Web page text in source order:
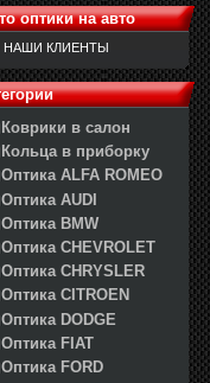
оптики на авто
НАШИ КЛИЕНТЫ
Коврики в салон
Кольца в приборку
Оптика ALFA ROMEO
Оптика AUDI
Оптика BMW
Оптика CHEVROLET
Оптика CHRYSLER
Оптика CITROEN
Оптика DODGE
Оптика FIAT
Оптика FORD